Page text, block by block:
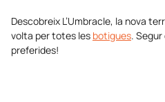
Descobreix L’Umbracle, la nova
volta per totes les botigues. Segur
preferides!